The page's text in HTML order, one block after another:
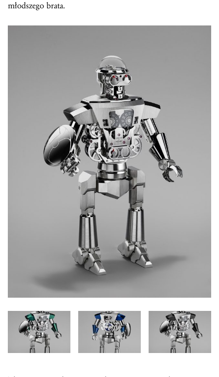
młodszego brata.